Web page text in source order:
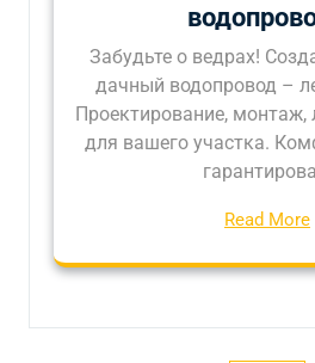
Забудьте о ведрах!
дачный водопровод –
Проектирование,
для вашего участка.
Read More